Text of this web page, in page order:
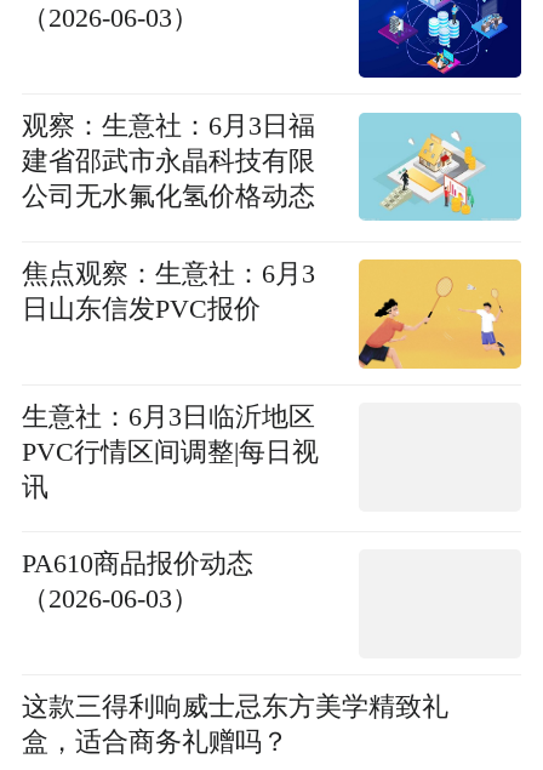
（2026-06-03）
观察：生意社：6月3日福
建省邵武市永晶科技有限
公司无水氟化氢价格动态
焦点观察：生意社：6月3
日山东信发PVC报价
生意社：6月3日临沂地区
PVC行情区间调整|每日视
讯
PA610商品报价动态
（2026-06-03）
这款三得利响威士忌东方美学精致礼
盒，适合商务礼赠吗？